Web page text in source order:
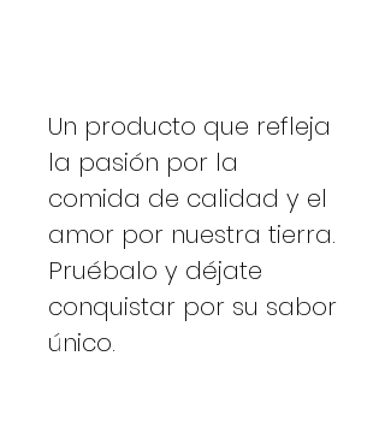
Un producto que refleja
la pasión por la
comida de calidad y el
amor por nuestra tierra.
Pruébalo y déjate
conquistar por su sabor
único.